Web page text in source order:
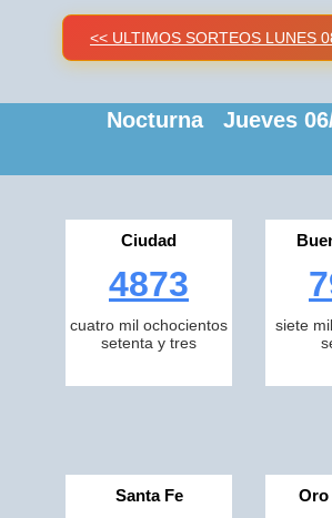
<< ULTIMOS SORTEOS LUNES
Nocturna Jueves
Ciudad
4873
cuatro mil ochocientos
setenta y tres
siete
Santa Fe Oro